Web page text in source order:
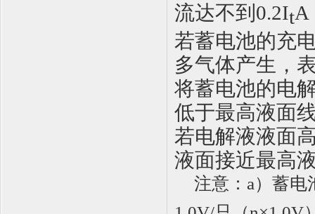
流达不到 0.2ItA
若蓄电池的充
多气体产生，
将蓄电池的电
低于最高液面
若电解液液面
液面接近最高
注意： a）蓄电